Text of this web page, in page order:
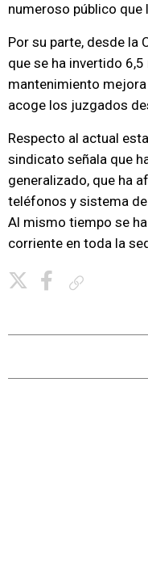
numeroso público que
Por su parte, desde la
que se ha invertido
mantenimiento
acoge los juzgados
Respecto al actual
sindicato señala que
generalizado, que ha
teléfonos y sistema
Al mismo tiempo se
corriente en toda la